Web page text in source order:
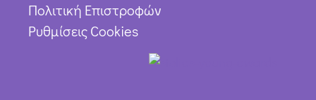
Πολιτική Επιστροφών
Ρυθμίσεις Cookies